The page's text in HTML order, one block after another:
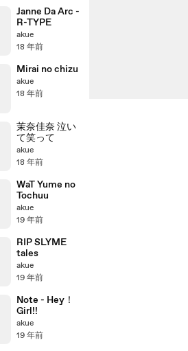
Janne Da Arc -
R-TYPE
akue
18 年前
Mirai no chizu
akue
18 年前
茉奈佳奈 泣い
て笑って
akue
18 年前
WaT Yume no
Tochuu
akue
19 年前
RIP SLYME
tales
akue
19 年前
Note - Hey！
Girl!!
akue
19 年前